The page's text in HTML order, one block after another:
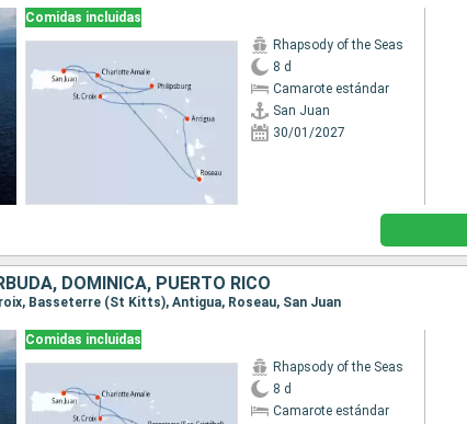
Comidas incluidas
Rhapsody of the Seas
8 d
Camarote estándar
San Juan
30/01/2027
DOMINICA, PUERTO RICO
Basseterre (St Kitts), Antigua, Roseau, San Juan
Comidas incluidas
Rhapsody of the Seas
8 d
Camarote estándar